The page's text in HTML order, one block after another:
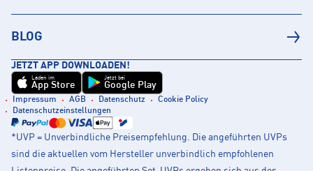
BLOG
JETZT APP DOWNLOADEN!
Laden im
App Store
Jetzt bei
Google Play
Impressum AGB Datenschutz
Cookie Policy
Datenschutzeinstellungen
*UVP = Unverbindliche Preisempfehlung. Die angeführten UVPs
sind die aktuellen vom Hersteller unverbindlich empfohlenen